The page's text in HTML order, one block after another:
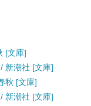
[文庫]
新潮社 [文庫]
秋 [文庫]
新潮社 [文庫]